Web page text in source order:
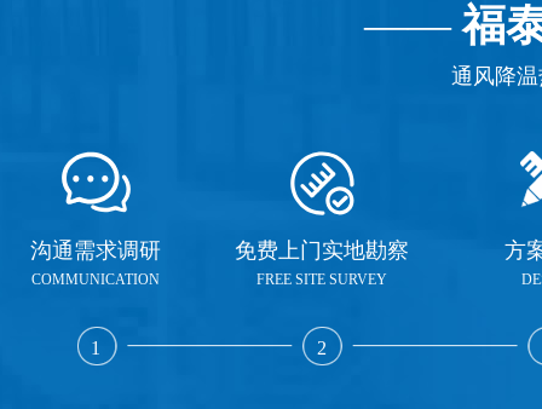
——福
通风降
沟通需求调研
COMMUNICATION
1
免费上门实地勘察
FREE SITE SURVEY
2
方